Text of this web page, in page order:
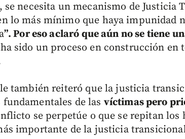
se necesita un mecanismo de Justicia
lo más mínimo que haya impunidad
”. Por eso aclaró que aún no se tiene
sido un proceso en construcción en
también reiteró que la justicia
fundamentales de las víctimas pero
se perpetúe o que se repitan
importante de la justicia